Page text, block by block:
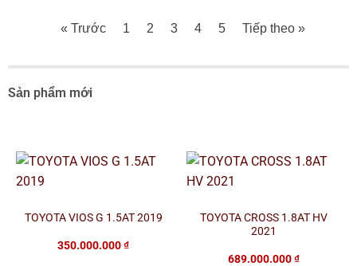
« Trước 1 2 3 4 5 Tiếp theo »
Sản phẩm mới
TOYOTA VIOS G 1.5AT 2019
350.000.000₫
TOYOTA CROSS 1.8AT HV
2021
689.000.000₫